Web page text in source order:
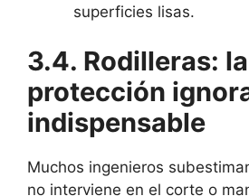
superficies lisas.
3.4. Rodilleras: la
protección
indispensable
Muchos ingenieros
no interviene en el corte o